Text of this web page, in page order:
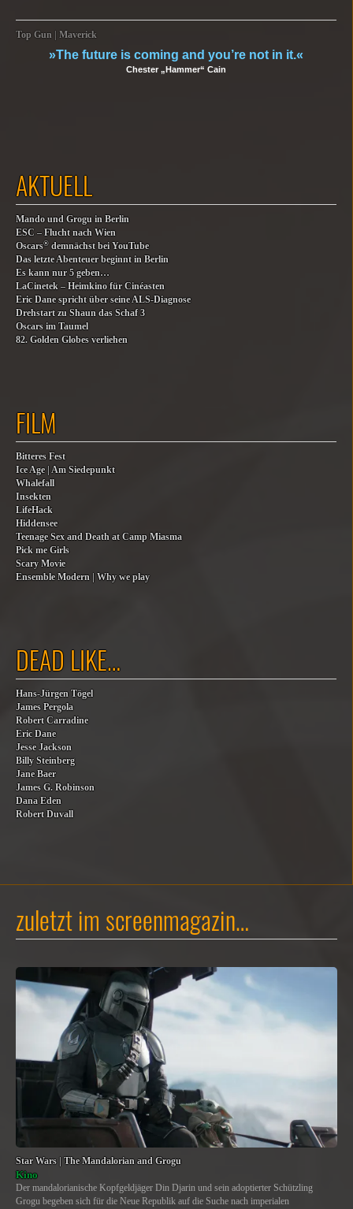
Top Gun | Maverick
»The future is coming and you’re not in it.«
Chester „Hammer“ Cain
AKTUELL
Mando und Grogu in Berlin
ESC – Flucht nach Wien
Oscars® demnächst bei YouTube
Das letzte Abenteuer beginnt in Berlin
Es kann nur 5 geben…
LaCinetek – Heimkino für Cinéasten
Eric Dane spricht über seine ALS-Diagnose
Drehstart zu Shaun das Schaf 3
Oscars im Taumel
82. Golden Globes verliehen
FILM
Bitteres Fest
Ice Age | Am Siedepunkt
Whalefall
Insekten
LifeHack
Hiddensee
Teenage Sex and Death at Camp Miasma
Pick me Girls
Scary Movie
Ensemble Modern | Why we play
DEAD LIKE…
Hans-Jürgen Tögel
James Pergola
Robert Carradine
Eric Dane
Jesse Jackson
Billy Steinberg
Jane Baer
James G. Robinson
Dana Eden
Robert Duvall
zuletzt im screenmagazin…
Star Wars | The Mandalorian and Grogu
Kino
Der mandalorianische Kopfgeldjäger Din Djarin und sein adoptierter Schützling
Grogu begeben sich für die Neue Republik auf die Suche nach imperialen